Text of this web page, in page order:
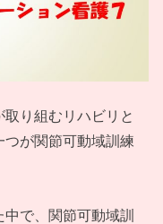
り組むリハビリと
つが関節可動域訓練
で、関節可動域訓